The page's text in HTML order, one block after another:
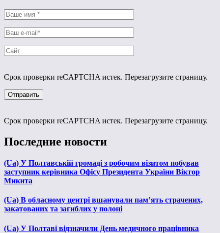
Срок проверки reCAPTCHA истек. Перезагрузите страницу.
Срок проверки reCAPTCHA истек. Перезагрузите страницу.
Последние новости
(Ua) У Полтавській громаді з робочим візитом побував
заступник керівника Офісу Президента України Віктор
Микита
(Ua) В обласному центрі вшанували пам’ять страчених,
закатованих та загиблих у полоні
(Ua) У Полтаві відзначили День медичного працівника